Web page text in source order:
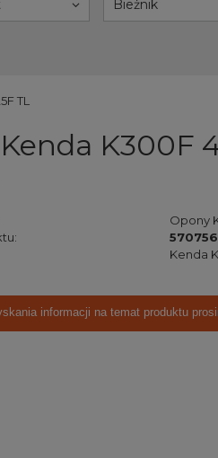
Bieżnik
TL
K300F
Opony
Kenda
informacji na temat produktu